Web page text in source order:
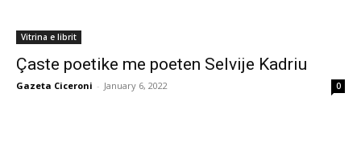
Vitrina e librit
Çaste poetike me poeten Selvije Kadriu
Gazeta Ciceroni - January 6, 2022 0